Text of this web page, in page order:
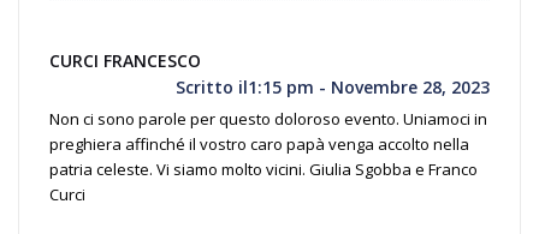
CURCI FRANCESCO
Scritto il1:15 pm - Novembre 28, 2023
Non ci sono parole per questo doloroso evento. Uniamoci in
preghiera affinché il vostro caro papà venga accolto nella
patria celeste. Vi siamo molto vicini. Giulia Sgobba e Franco
Curci